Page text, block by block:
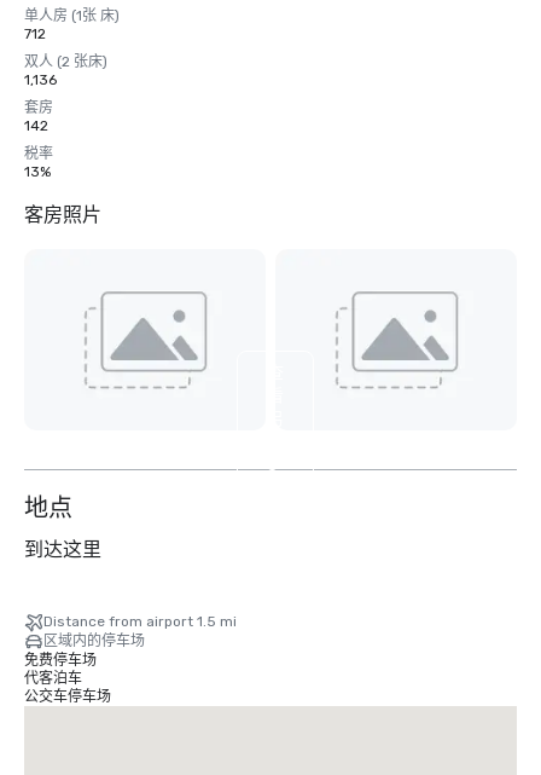
单人房 (1张 床)
712
双人 (2 张床)
1,136
套房
142
税率
13%
客房照片
8
地点
到达这里
Distance from airport 1.5 mi
区域内的停车场
免费停车场
代客泊车
公交车停车场